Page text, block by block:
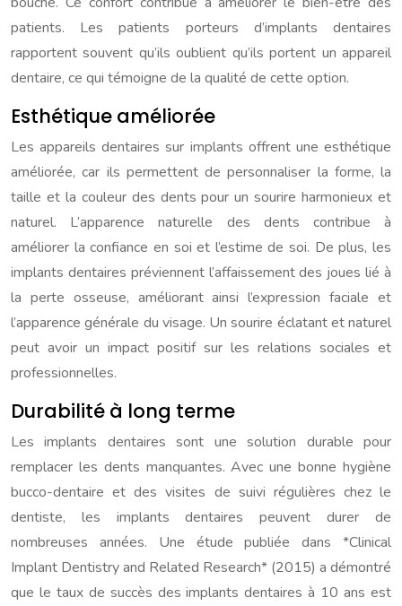
patients. Les patients porteurs d’implants dentaires
rapportent souvent qu’ils oublient qu’ils portent un appareil
dentaire, ce qui témoigne de la qualité de cette option.
Esthétique améliorée
Les appareils dentaires sur implants offrent une esthétique
améliorée, car ils permettent de personnaliser la forme, la
taille et la couleur des dents pour un sourire harmonieux et
naturel. L’apparence naturelle des dents contribue à
améliorer la confiance en soi et l’estime de soi. De plus, les
implants dentaires préviennent l’affaissement des joues lié à
la perte osseuse, améliorant ainsi l’expression faciale et
l’apparence générale du visage. Un sourire éclatant et naturel
peut avoir un impact positif sur les relations sociales et
professionnelles.
Durabilité à long terme
Les implants dentaires sont une solution durable pour
remplacer les dents manquantes. Avec une bonne hygiène
bucco-dentaire et des visites de suivi régulières chez le
dentiste, les implants dentaires peuvent durer de
nombreuses années. Une étude publiée dans *Clinical
Implant Dentistry and Related Research* (2015) a démontré
que le taux de succès des implants dentaires à 10 ans est